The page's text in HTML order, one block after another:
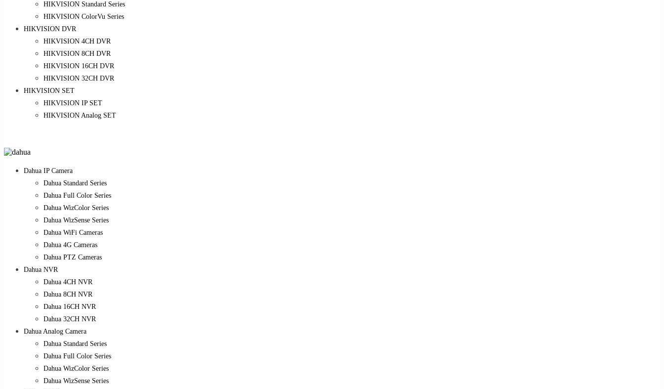
HIKVISION Standard Series
HIKVISION ColorVu Series
HIKVISION DVR
HIKVISION 4CH DVR
HIKVISION 8CH DVR
HIKVISION 16CH DVR
HIKVISION 32CH DVR
HIKVISION SET
HIKVISION IP SET
HIKVISION Analog SET
Dahua IP Camera
Dahua Standard Series
Dahua Full Color Series
Dahua WizColor Series
Dahua WizSense Series
Dahua WiFi Cameras
Dahua 4G Cameras
Dahua PTZ Cameras
Dahua NVR
Dahua 4CH NVR
Dahua 8CH NVR
Dahua 16CH NVR
Dahua 32CH NVR
Dahua Analog Camera
Dahua Standard Series
Dahua Full Color Series
Dahua WizColor Series
Dahua WizSense Series